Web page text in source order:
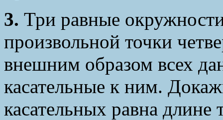
3. Три равные
произвольной точки
внешним образом всех
касательные к ним.
касательных равна длине